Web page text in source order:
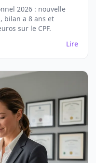
2026 : nouvelle
bilan a 8 ans et
sur le CPF.
Lire